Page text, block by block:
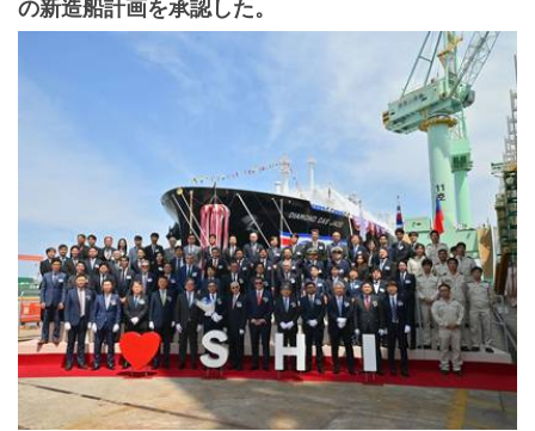
の新造船計画を承認した。